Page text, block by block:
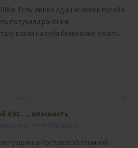
в Тель-Авиве один человек погиб и
получили ранения.
взяли на себя йеменские хуситы.
АЭС…, опасность
watch?v=zf3Picnb07E
на Ростовской атомной